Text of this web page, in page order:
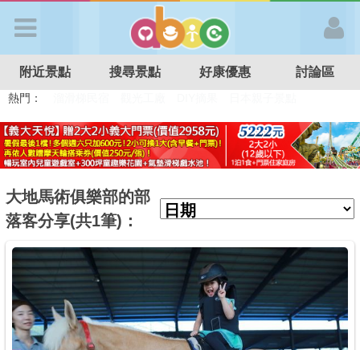
APP登入
首 頁
好康優惠
最新消息
最新留言
附近景點 搜尋景點 好康優惠 討論區
熱門：
大地馬術俱樂部的部
落客分享(共1筆)：